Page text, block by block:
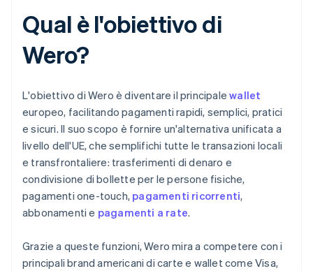
Qual è l'obiettivo di
Wero?
L'obiettivo di Wero è diventare il principalewallet
europeo, facilitando pagamenti rapidi, semplici, pratici
e sicuri. Il suo scopo è fornire un'alternativa unificata a
livello dell'UE, che semplifichi tutte le transazioni locali
e transfrontaliere: trasferimenti di denaro e
condivisione di bollette per le persone fisiche,
pagamenti one-touch, pagamenti ricorrenti,
abbonamenti e pagamenti a rate.
Grazie a queste funzioni, Wero mira a competere con i
principali brand americani di carte e wallet come Visa,